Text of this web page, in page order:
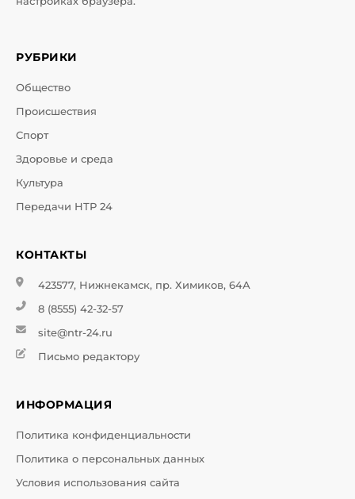
РУБРИКИ
Общество
Происшествия
Спорт
Здоровье и среда
Культура
Передачи НТР 24
КОНТАКТЫ
423577, Нижнекамск, пр. Химиков, 64А
8 (8555) 42-32-57
site@ntr-24.ru
Письмо редактору
ИНФОРМАЦИЯ
Политика конфиденциальности
Политика о персональных данных
Условия использования сайта